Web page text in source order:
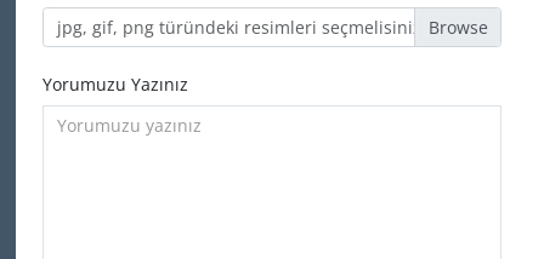
jpg, gif, png türündeki resimleri seçmelisiniz
Yorumuzu Yazınız